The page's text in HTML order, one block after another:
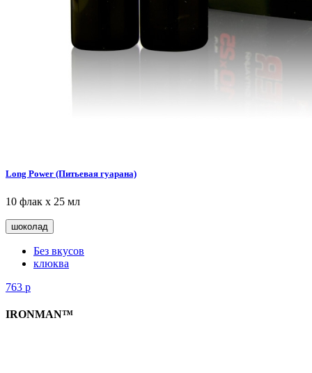
Long Power (Питьевая гуарана)
10 флак х 25 мл
шоколад
Без вкусов
клюква
763 р
IRONMAN™